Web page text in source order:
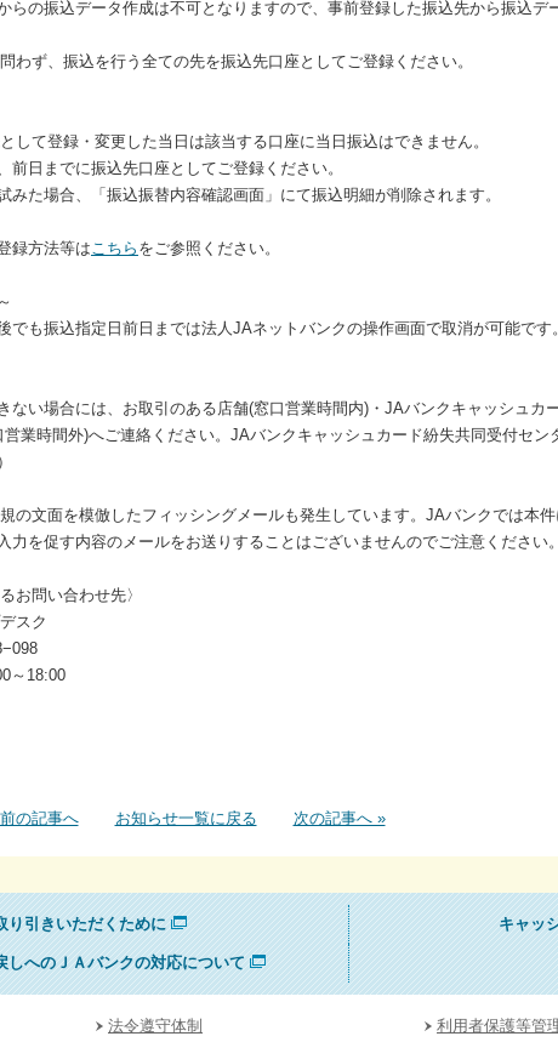
らの振込データ作成は不可となりますので、事前登録した振込先から振込デ
わず、振込を行う全ての先を振込先口座としてご登録ください。
して登録・変更した当日は該当する口座に当日振込はできません。
日までに振込先口座としてご登録ください。
た場合、「振込振替内容確認画面」にて振込明細が削除されます。
録方法等はこちら をご参照ください。
でも振込指定日前日までは法人JAネットバンクの操作画面で取消が可能です。
ない場合には、お取引のある店舗(窓口営業時間内)・JAバンクキャッシュカ
業時間外)へご連絡ください。JAバンクキャッシュカード紛失共同受付セン
）
の文面を模倣したフィッシングメールも発生しています。JAバンクでは本件
力を促す内容のメールをお送りすることはございませんのでご注意ください。
お問い合わせ先〉
スク
～18:00
の記事へ お知らせ一覧に戻る 次の記事へ »
り引きいただくために キャッ
しへのＪＡバンクの対応について
法令遵守体制 利用者保護等管